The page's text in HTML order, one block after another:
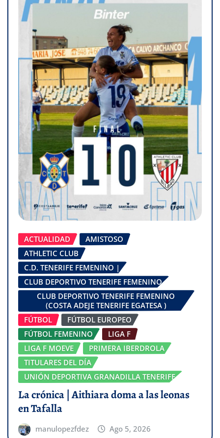
ACTUALIDAD
AMISTOSO
ATHLETIC CLUB
C.D. TENERIFE FEMENINO |
CLUB DEPORTIVO TENERIFE FEMENINO
CLUB DEPORTIVO TENERIFE FEMENINO
(COSTA ADEJE TENERIFE EGATESA )
FÚTBOL
FÚTBOL EUROPEO
FÚTBOL FEMENINO
LIGA F
LIGA F MOEVE
PRIMERA IBERDROLA
TITULARES DEL DÍA
UNIÓN DEPORTIVA GRANADILLA TENERIFE
La crónica | Aithiara doma a las leonas
en Tafalla
manulopezfdez Ago 5, 2026